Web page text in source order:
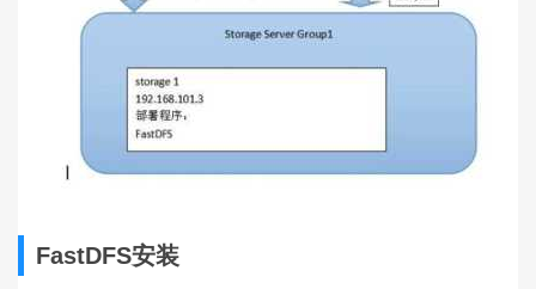
FastDFS安装